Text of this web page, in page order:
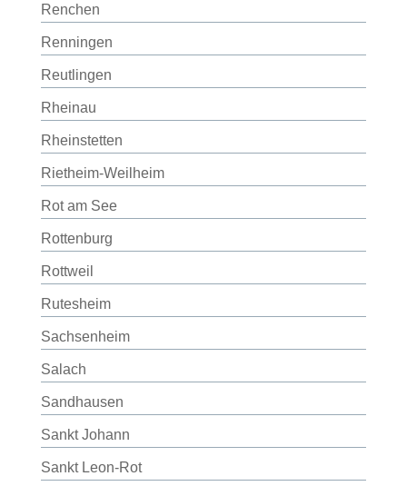
Renchen
Renningen
Reutlingen
Rheinau
Rheinstetten
Rietheim-Weilheim
Rot am See
Rottenburg
Rottweil
Rutesheim
Sachsenheim
Salach
Sandhausen
Sankt Johann
Sankt Leon-Rot